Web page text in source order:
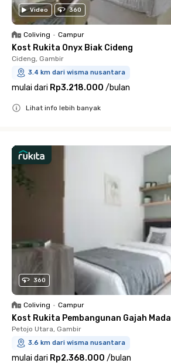
Video 360
Coliving • Campur
Kost Rukita Onyx Biak Cideng
Cideng, Gambir
3.4 km dari wisma nusantara
mulai dari Rp3.218.000 /bulan
Lihat info lebih banyak
360
Coliving • Campur
Kost Rukita Pembangunan Gajah Mada
Petojo Utara, Gambir
3.6 km dari wisma nusantara
mulai dari Rp2.368.000 /bulan